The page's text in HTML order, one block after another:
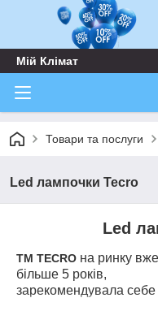
Мій Клімат
Товари та послуги
Led лампочки Tecro
Led
ТМ TECRO на ринку вже
більше 5 років,
зарекомендувала себе